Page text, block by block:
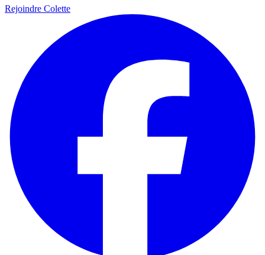
Rejoindre Colette